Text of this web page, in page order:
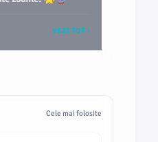
VEZI TOT
Cele mai folosite